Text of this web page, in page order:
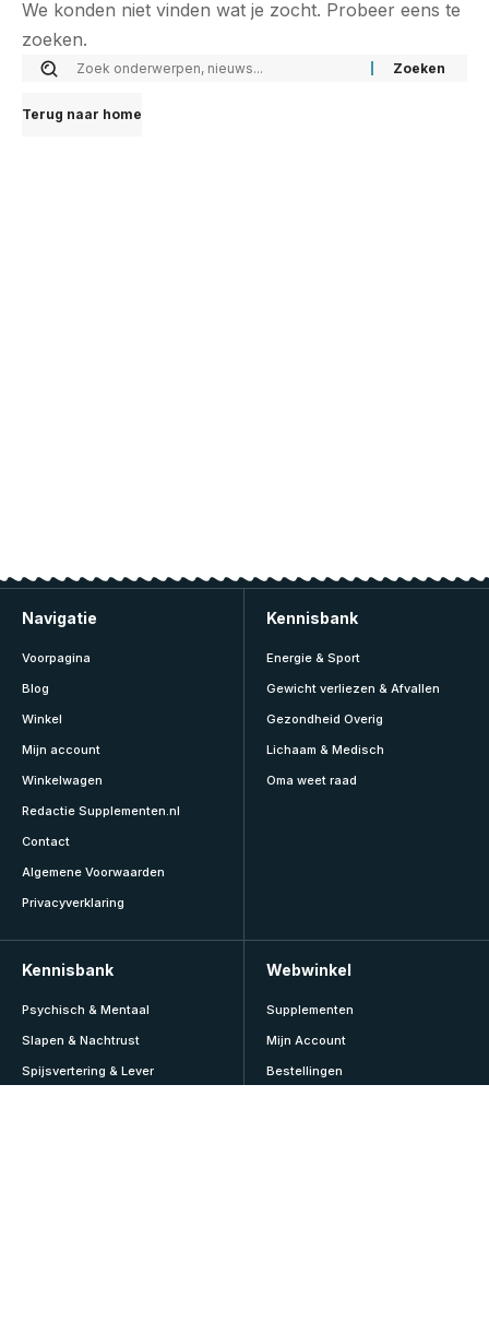
We konden niet vinden wat je zocht. Probeer eens te
zoeken.
Terug naar home
Navigatie
Voorpagina
Blog
Winkel
Mijn account
Winkelwagen
Redactie Supplementen.nl
Contact
Algemene Voorwaarden
Privacyverklaring
Kennisbank
Energie & Sport
Gewicht verliezen & Afvallen
Gezondheid Overig
Lichaam & Medisch
Oma weet raad
Kennisbank
Psychisch & Mentaal
Slapen & Nachtrust
Spijsvertering & Lever
Webwinkel
Supplementen
Mijn Account
Bestellingen